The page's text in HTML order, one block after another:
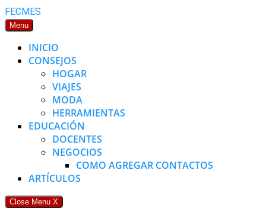
Skip
to
FECMES
Menu
INICIO
CONSEJOS
HOGAR
VIAJES
MODA
HERRAMIENTAS
EDUCACIÓN
DOCENTES
NEGOCIOS
COMO AGREGAR CONTACTOS
ARTÍCULOS
Close Menu X